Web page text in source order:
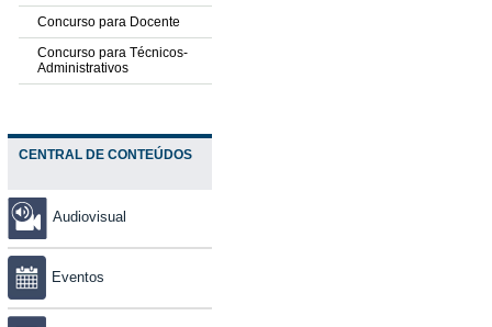
Concurso para Docente
Concurso para Técnicos-
Administrativos
CENTRAL DE CONTEÚDOS
Audiovisual
Eventos